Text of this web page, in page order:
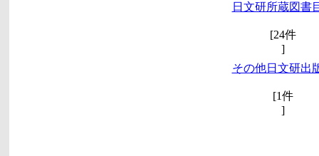
日文研所蔵図書
[24件
]
その他日文研出
[1件
]